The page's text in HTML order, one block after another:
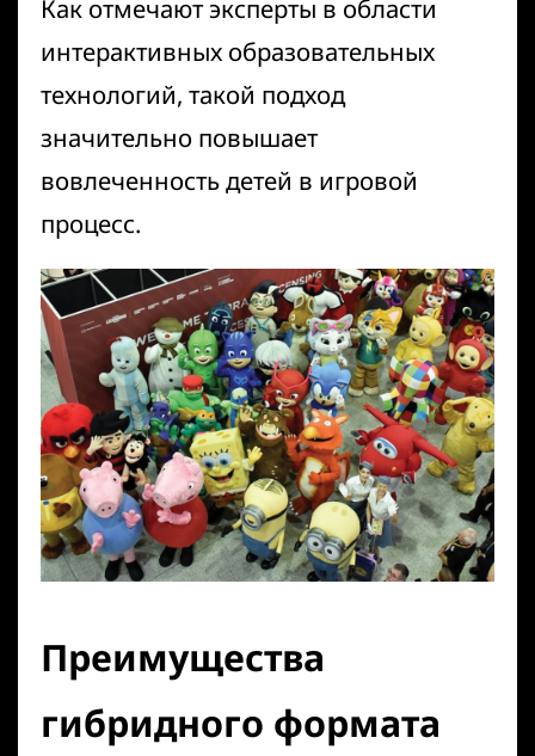
Как отмечают эксперты в области
интерактивных образовательных
технологий, такой подход
значительно повышает
вовлеченность детей в игровой
процесс.
Преимущества
гибридного формата